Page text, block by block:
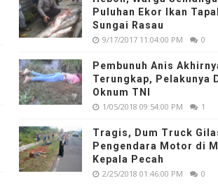
Puluhan Ekor Ikan
Sungai Rasau
9/17/2017 11:04:00 PM 0
Pembunuh Anis
Terungkap, Pelakunya
Oknum TNI
1/05/2018 09:54:00 PM 1
Tragis, Dum Truck
Pengendara Motor di
Kepala Pecah
2/25/2018 01:46:00 PM 0